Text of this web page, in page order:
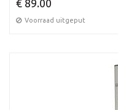
€ 89.00
Voorraad uitgeput